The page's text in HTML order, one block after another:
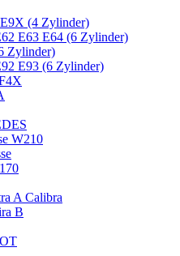
(4 Zylinder)
E63 E64 (6 Zylinder)
Zylinder)
E93 (6 Zylinder)
W210
A Calibra
B